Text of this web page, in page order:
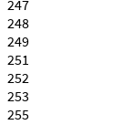
247
248
249
251
252
253
255